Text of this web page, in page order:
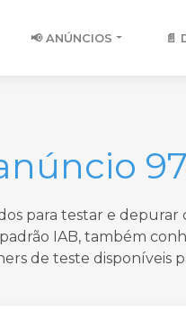
📢 ANÚNCIOS 📄
para testar e depurar
IAB, também
de teste disponíveis